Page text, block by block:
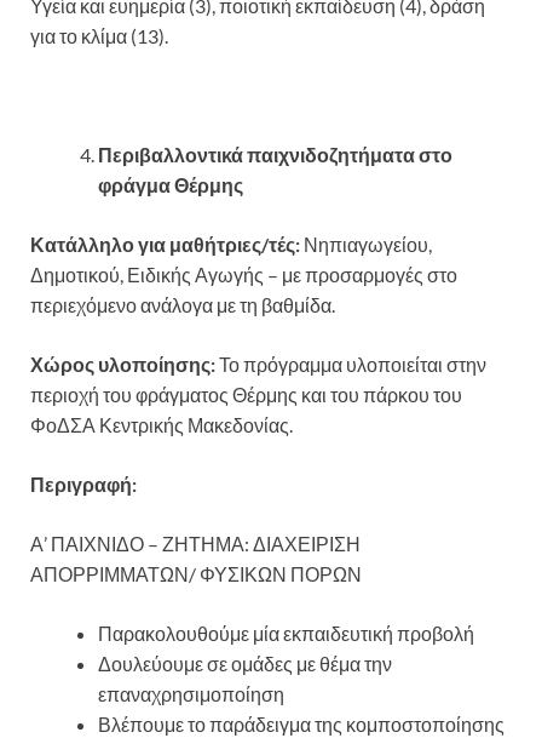
Υγεία και ευημερία (3), ποιοτική εκπαίδευση (4), δράση
για το κλίμα (13).
Περιβαλλοντικά παιχνιδοζητήματα στο
φράγμα Θέρμης
Κατάλληλο για μαθήτριες/τές: Νηπιαγωγείου,
Δημοτικού, Ειδικής Αγωγής – με προσαρμογές στο
περιεχόμενο ανάλογα με τη βαθμίδα.
Χώρος υλοποίησης:Το πρόγραμμα υλοποιείται στην
περιοχή του φράγματος Θέρμης και του πάρκου του
ΦοΔΣΑ Κεντρικής Μακεδονίας.
Περιγραφή:
Α’ ΠΑΙΧΝΙΔΟ – ΖΗΤΗΜΑ: ΔΙΑΧΕΙΡΙΣΗ
ΑΠΟΡΡΙΜΜΑΤΩΝ/ ΦΥΣΙΚΩΝ ΠΟΡΩΝ
Παρακολουθούμε μία εκπαιδευτική προβολή
Δουλεύουμε σε ομάδες με θέμα την
επαναχρησιμοποίηση
Βλέπουμε το παράδειγμα της κομποστοποίησης